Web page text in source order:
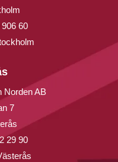
60
Norden AB
7
29 90